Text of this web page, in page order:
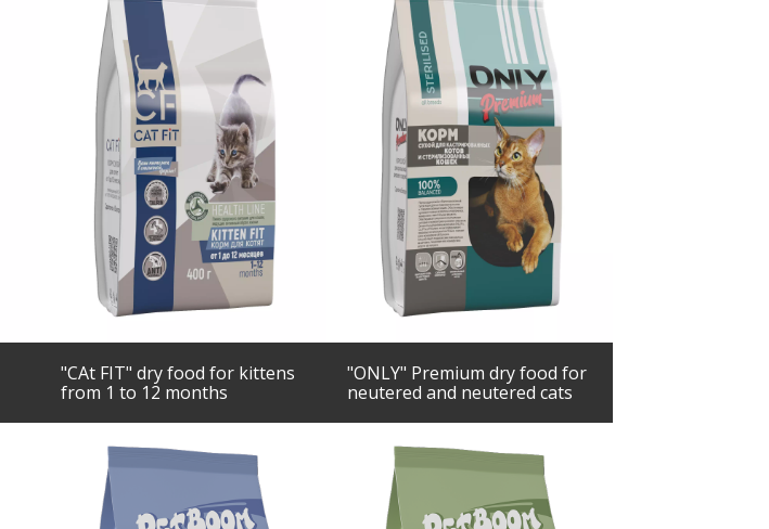
"CAt FIT" dry food for kittens
from 1 to 12 months
"ONLY" Premium dry food for
neutered and neutered cats